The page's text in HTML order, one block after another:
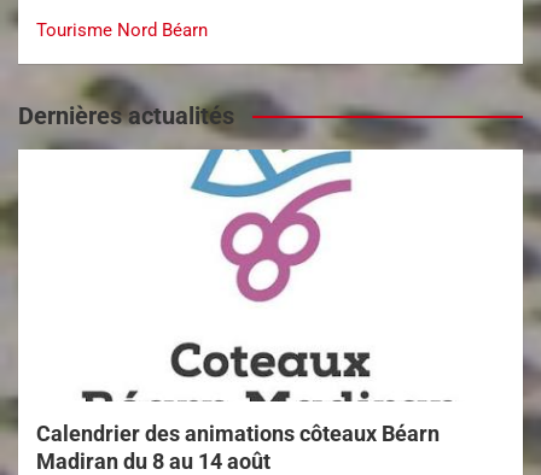
Tourisme Nord Béarn
Dernières actualités
Calendrier des animations côteaux Béarn
Madiran du 8 au 14 août